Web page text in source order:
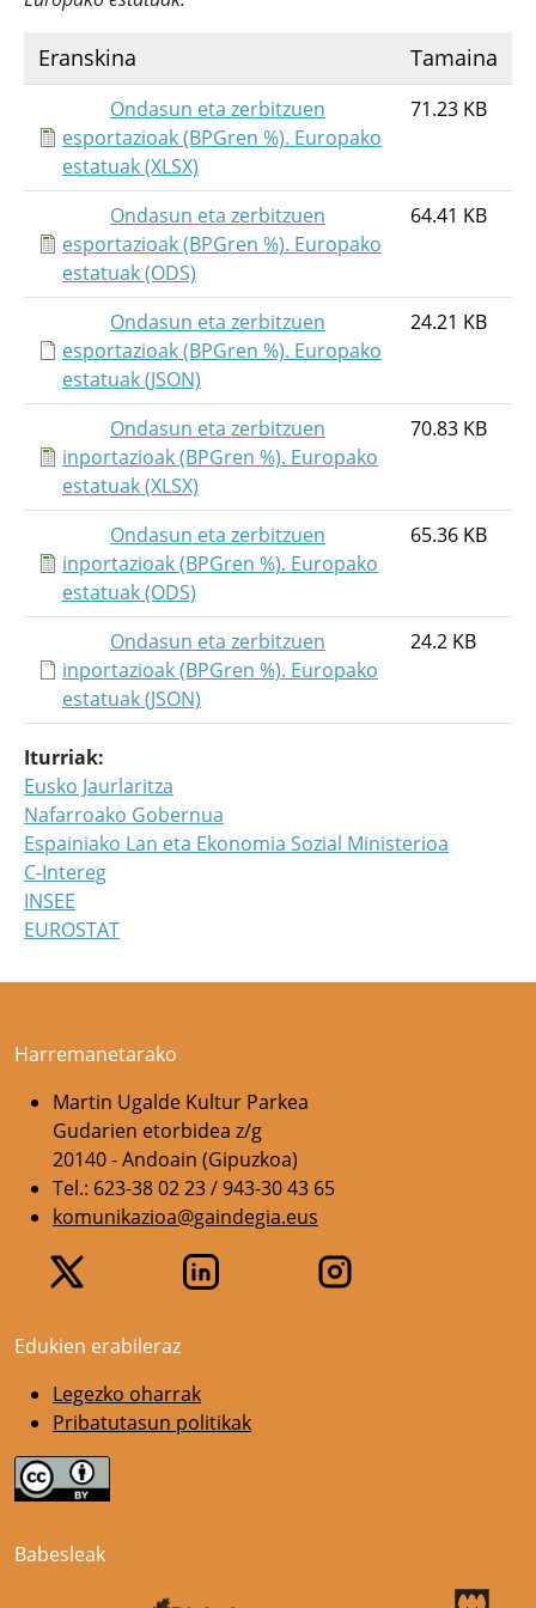
Eranskina Tamaina
Ondasun eta zerbitzuen
esportazioak (BPGren %). Europako
estatuak (XLSX)
71.23 KB
Ondasun eta zerbitzuen
esportazioak (BPGren %). Europako
estatuak (ODS)
64.41 KB
Ondasun eta zerbitzuen
esportazioak (BPGren %). Europako
estatuak (JSON)
24.21 KB
Ondasun eta zerbitzuen
inportazioak (BPGren %). Europako
estatuak (XLSX)
70.83 KB
Ondasun eta zerbitzuen
inportazioak (BPGren %). Europako
estatuak (ODS)
65.36 KB
Ondasun eta zerbitzuen
inportazioak (BPGren %). Europako
estatuak (JSON)
24.2 KB
Iturriak
Eusko Jaurlaritza
Nafarroako Gobernua
Espainiako Lan eta Ekonomia Sozial Ministerioa
C-Intereg
INSEE
EUROSTAT
Harremanetarako
Martin Ugalde Kultur Parkea
Gudarien etorbidea z/g
20140 - Andoain (Gipuzkoa)
Tel.: 623-38 02 23 / 943-30 43 65
komunikazioa@gaindegia.eus
Edukien erabileraz
Legezko oharrak
Pribatutasun politikak
Babesleak